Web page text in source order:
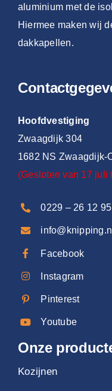
aluminium met de
Hiermee maken wij
dakkapellen.
Hoofdvestiging
Zwaagdijk 304
1682 NS Zwaagdijk-
(Gesloten van 17 juli
0229 – 26 12 95
info@knipping.nl
Facebook
Instagram
Pinterest
Youtube
Onze
Kozijnen